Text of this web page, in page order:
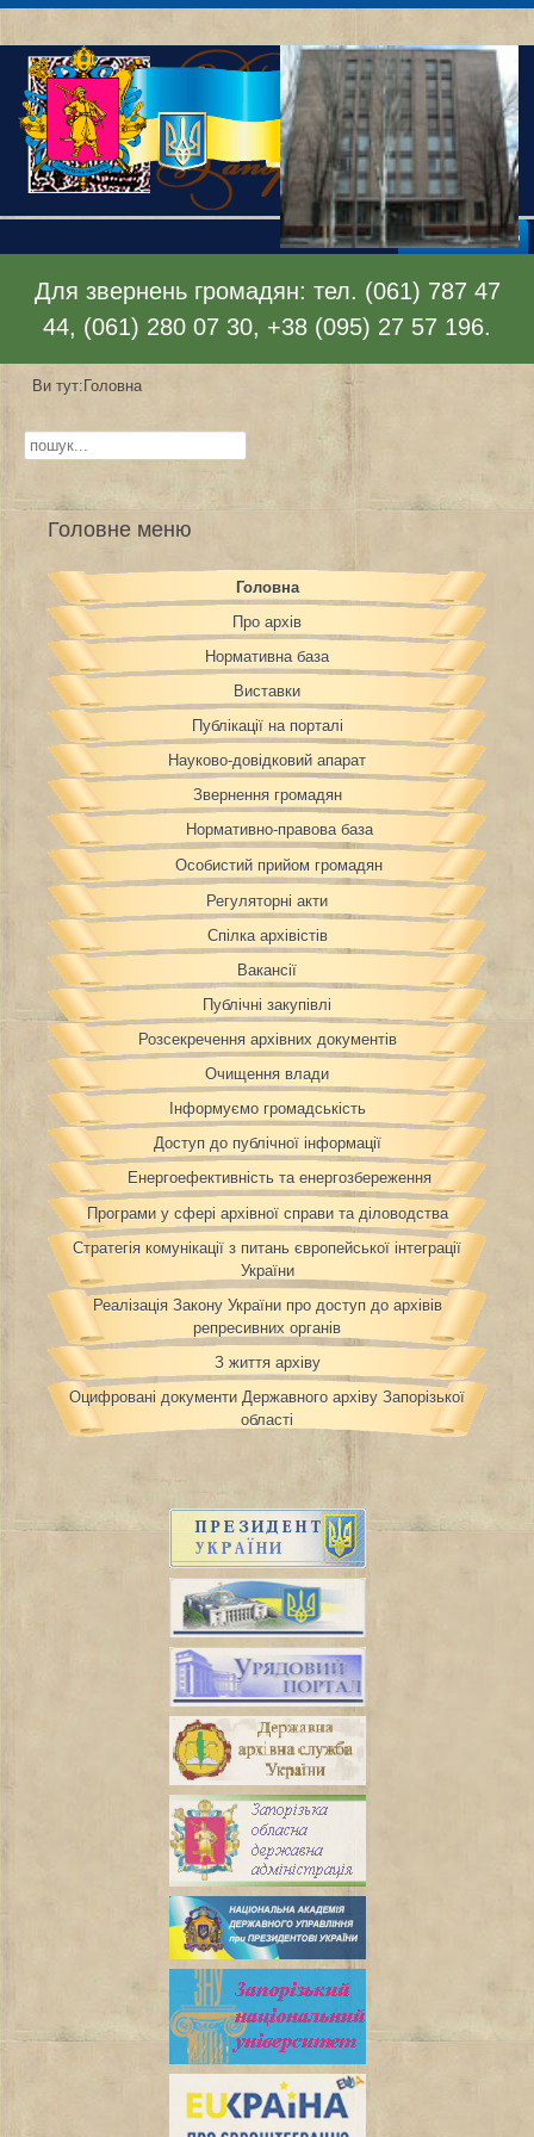
Відкрити меню
Для звернень громадян: тел. (061) 787 47
44, (061) 280 07 30, +38 (095) 27 57 196.
Ви тут:Головна
Пошук...
Головне меню
Головна
Про архів
Нормативна база
Виставки
Публікації на порталі
Науково-довідковий апарат
Звернення громадян
Нормативно-правова база
Особистий прийом громадян
Регуляторні акти
Спілка архівістів
Вакансії
Публічні закупівлі
Розсекречення архівних документів
Очищення влади
Інформуємо громадськість
Доступ до публічної інформації
Енергоефективність та енергозбереження
Програми у сфері архівної справи та діловодства
Стратегія комунікації з питань європейської інтеграції
України
Реалізація Закону України про доступ до архівів
репресивних органів
З життя архіву
Оцифровані документи Державного архіву Запорізької
області